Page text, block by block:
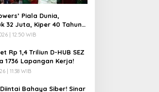
Piala Dunia,
32 Juta, Kiper 40 Tahun
| 12:50 WIB
Rp 1,4 Triliun D-HUB SEZ
1736 Lapangan Kerja!
| 11:38 WIB
Bahaya Siber! Sinar